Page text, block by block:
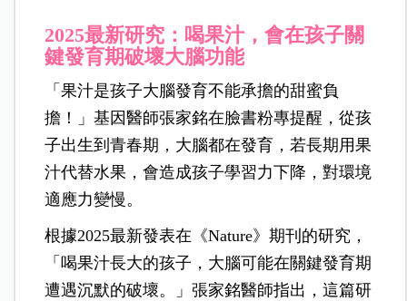
2025最新研究：喝果汁，會在孩子關
鍵發育期破壞大腦功能
「果汁是孩子大腦發育不能承擔的甜蜜負
擔！」基因醫師張家銘在臉書粉專提醒，從孩
子出生到青春期，大腦都在發育，若長期用果
汁代替水果，會造成孩子學習力下降，對環境
適應力變慢。
根據2025最新發表在《Nature》期刊的研究，
「喝果汁長大的孩子，大腦可能在關鍵發育期
遭遇沉默的破壞。」張家銘醫師指出，這篇研